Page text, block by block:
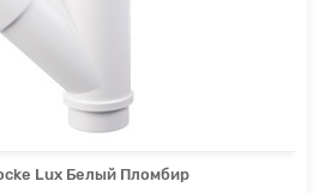
Lux Белый Пломбир